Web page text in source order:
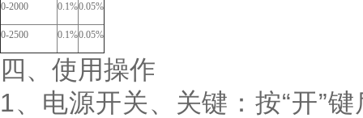
0-2000 0.1%0.05%
0-2500 0.1%0.05%
四、使用操作
1、电源开关、关键：按“开”